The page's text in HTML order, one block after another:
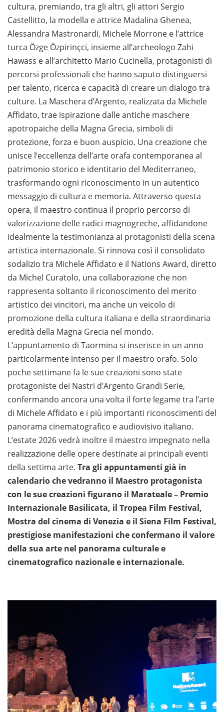
cultura, premiando, tra gli altri, gli attori Sergio
Castellitto, la modella e attrice Madalina Ghenea,
Alessandra Mastronardi, Michele Morrone e l’attrice
turca Özge Özpirinçci, insieme all’archeologo Zahi
Hawass e all’architetto Mario Cucinella, protagonisti di
percorsi professionali che hanno saputo distinguersi
per talento, ricerca e capacità di creare un dialogo tra
culture. La Maschera d’Argento, realizzata da Michele
Affidato, trae ispirazione dalle antiche maschere
apotropaiche della Magna Grecia, simboli di
protezione, forza e buon auspicio. Una creazione che
unisce l’eccellenza dell’arte orafa contemporanea al
patrimonio storico e identitario del Mediterraneo,
trasformando ogni riconoscimento in un autentico
messaggio di cultura e memoria. Attraverso questa
opera, il maestro continua il proprio percorso di
valorizzazione delle radici magnogreche, affidandone
idealmente la testimonianza ai protagonisti della scena
artistica internazionale. Si rinnova così il consolidato
sodalizio tra Michele Affidato e il Nations Award, diretto
da Michel Curatolo, una collaborazione che non
rappresenta soltanto il riconoscimento del merito
artistico dei vincitori, ma anche un veicolo di
promozione della cultura italiana e della straordinaria
eredità della Magna Grecia nel mondo.
L’appuntamento di Taormina si inserisce in un anno
particolarmente intenso per il maestro orafo. Solo
poche settimane fa le sue creazioni sono state
protagoniste dei Nastri d’Argento Grandi Serie,
confermando ancora una volta il forte legame tra l’arte
di Michele Affidato e i più importanti riconoscimenti del
panorama cinematografico e audiovisivo italiano.
L’estate 2026 vedrà inoltre il maestro impegnato nella
realizzazione delle opere destinate ai principali eventi
della settima arte. Tra gli appuntamenti già in
calendario che vedranno il Maestro protagonista
con le sue creazioni figurano il Marateale – Premio
Internazionale Basilicata, il Tropea Film Festival,
Mostra del cinema di Venezia e il Siena Film Festival,
prestigiose manifestazioni che confermano il valore
della sua arte nel panorama culturale e
cinematografico nazionale e internazionale.